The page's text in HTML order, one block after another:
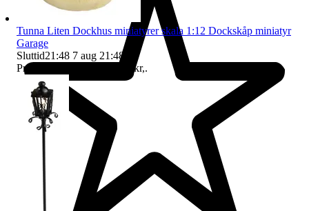
Tunna Liten Dockhus miniatyrer skala 1:12 Dockskåp miniatyr
Garage
Sluttid21:48 7 aug 21:48
Pris:
14 kr,.